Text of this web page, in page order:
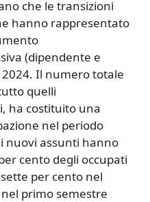
che le transizioni
hanno rappresentato
(dipendente e
Il numero totale
quelli
ha costituito una
nel periodo
nuovi assunti hanno
cento degli occupati
per cento nel
primo semestre